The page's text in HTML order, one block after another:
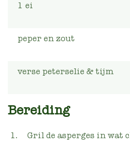
1 ei
peper en zout
verse peterselie & tijm
Bereiding
Gril de asperges in wat